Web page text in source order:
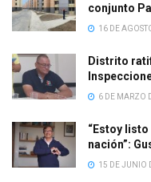
conjunto
16 DE
Distrito
6 DE MARZO
“Estoy
nación”:
15 DE JUNIO